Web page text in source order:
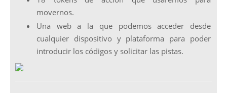
movernos.
Una web a la que podemos acceder desde
cualquier dispositivo y plataforma para poder
introducir los códigos y solicitar las pistas.